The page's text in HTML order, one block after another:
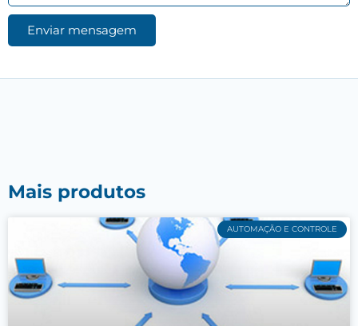
Enviar mensagem
Mais produtos
AUTOMAÇÃO E CONTROLE